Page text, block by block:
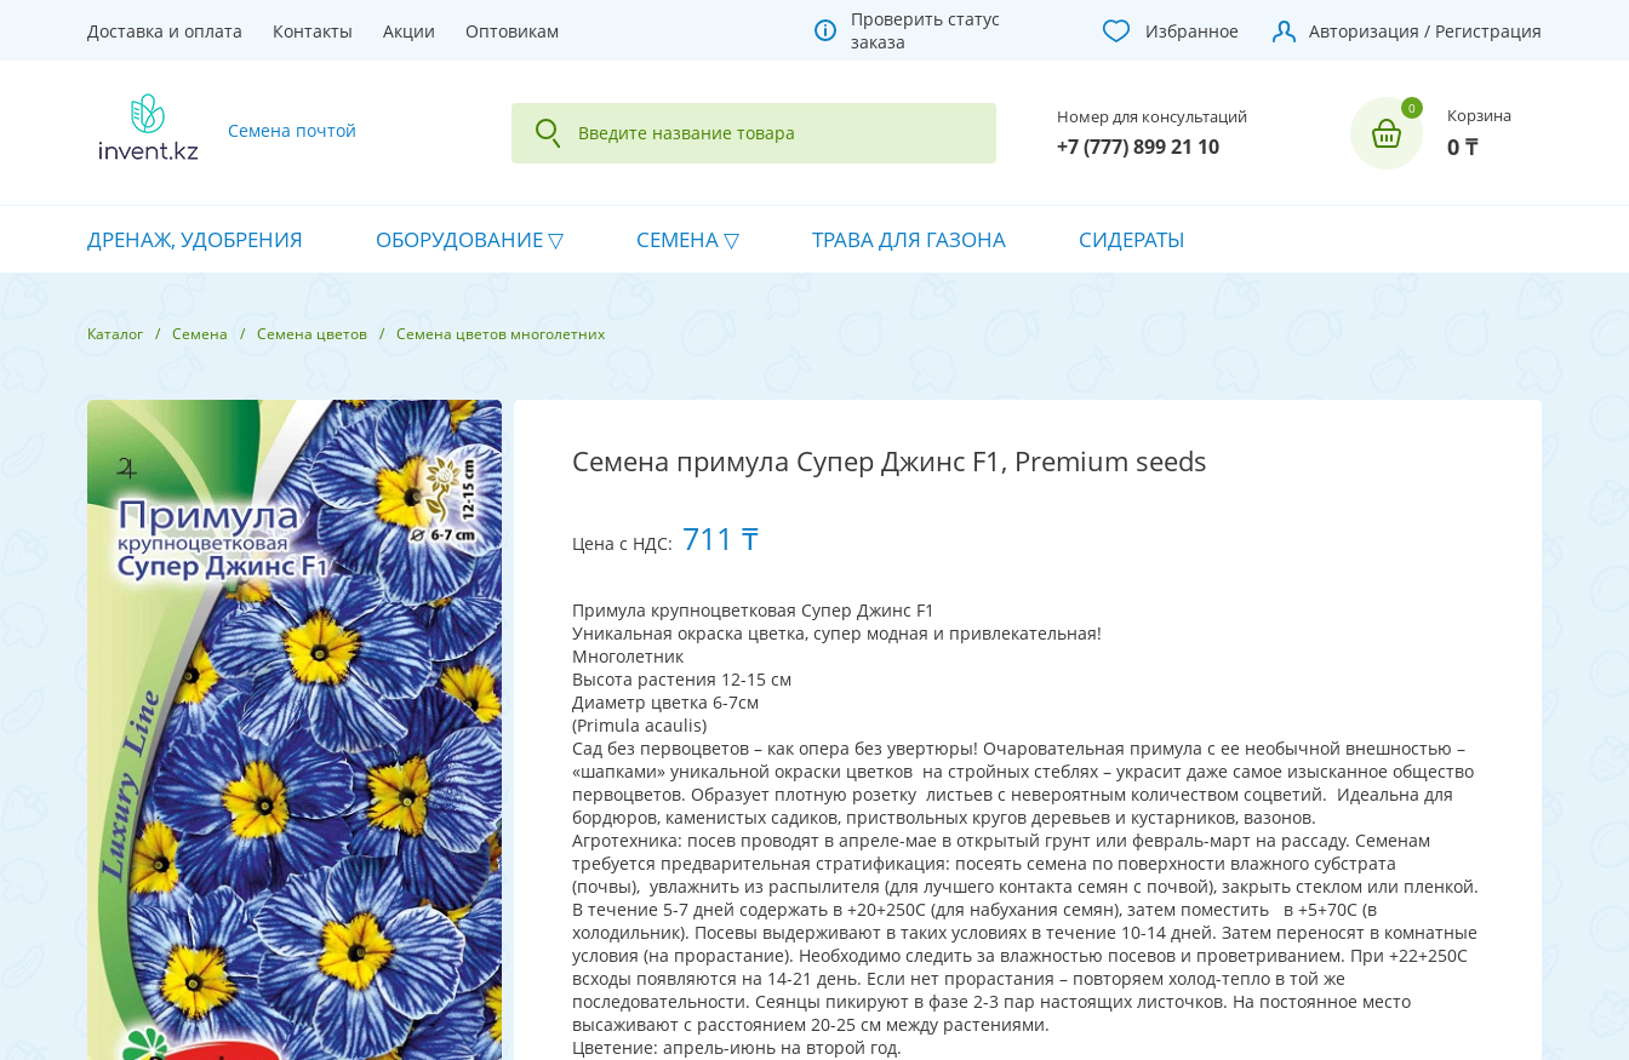
Доставка и оплата Контакты Акции Оптовикам
Проверить статус
заказа
Избранное Авторизация / Регистрация
Семена почтой
Номер для консультаций
+7 (777) 899 21 10
Корзина
0 ₸
ДРЕНАЖ, УДОБРЕНИЯ ОБОРУДОВАНИЕ СЕМЕНА ТРАВА ДЛЯ ГАЗОНА СИДЕРАТЫ
Каталог Семена Семена цветов Семена цветов многолетних
Семена примула Супер Джинс F1, Premium seeds
Цена с НДС: 711 ₸
Примула крупноцветковая Супер Джинс F1
Уникальная окраска цветка, супер модная и привлекательная!
Многолетник
Высота растения 12-15 см
Диаметр цветка 6-7см
(Primula acaulis)
Сад без первоцветов – как опера без увертюры! Очаровательная примула с ее необычной внешностью –
«шапками» уникальной окраски цветков на стройных стеблях – украсит даже самое изысканное общество
первоцветов. Образует плотную розетку листьев с невероятным количеством соцветий. Идеальна для
бордюров, каменистых садиков, приствольных кругов деревьев и кустарников, вазонов.
Агротехника: посев проводят в апреле-мае в открытый грунт или февраль-март на рассаду. Семенам
требуется предварительная стратификация: посеять семена по поверхности влажного субстрата
(почвы), увлажнить из распылителя (для лучшего контакта семян с почвой), закрыть стеклом или пленкой.
В течение 5-7 дней содержать в +20+250С (для набухания семян), затем поместить в +5+70С (в
холодильник). Посевы выдерживают в таких условиях в течение 10-14 дней. Затем переносят в комнатные
условия (на прорастание). Необходимо следить за влажностью посевов и проветриванием. При +22+250С
всходы появляются на 14-21 день. Если нет прорастания – повторяем холод-тепло в той же
последовательности. Сеянцы пикируют в фазе 2-3 пар настоящих листочков. На постоянное место
высаживают с расстоянием 20-25 см между растениями.
Цветение: апрель-июнь на второй год.